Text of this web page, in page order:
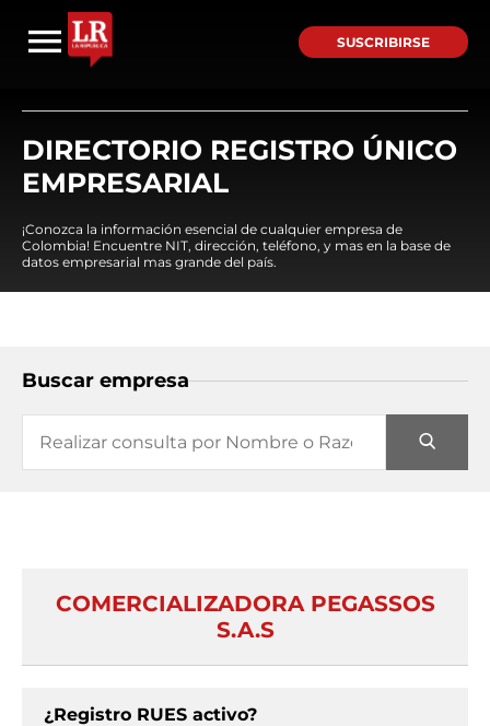
SUSCRIBIRSE
DIRECTORIO REGISTRO ÚNICO
EMPRESARIAL
¡Conozca la información esencial de cualquier empresa de
Colombia! Encuentre NIT, dirección, teléfono, y mas en la base de
datos empresarial mas grande del país.
Buscar empresa
COMERCIALIZADORA PEGASSOS
S.A.S
¿Registro RUES activo?